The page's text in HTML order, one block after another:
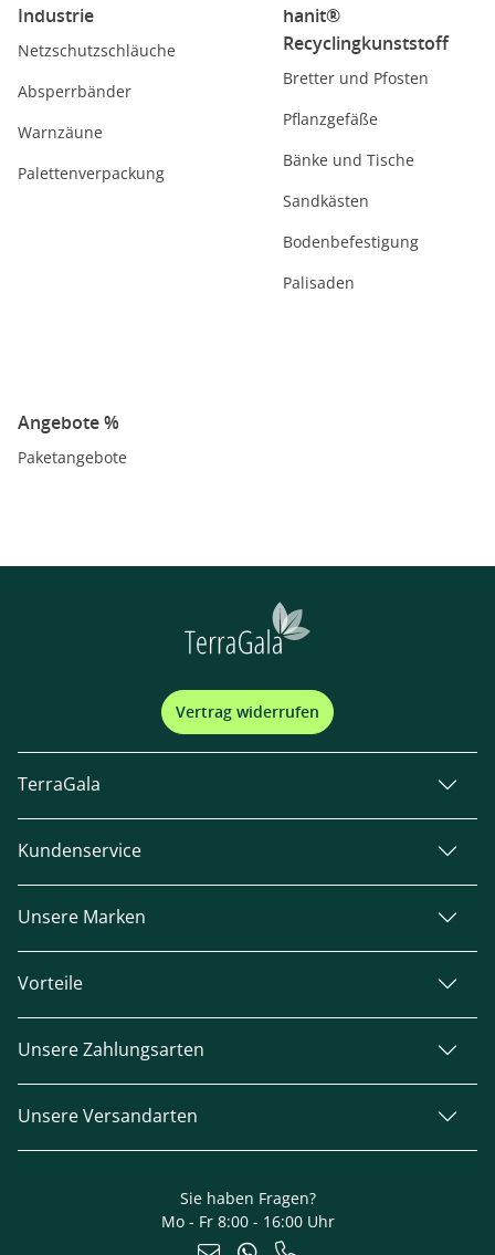
Industrie
Netzschutzschläuche
Absperrbänder
Warnzäune
Palettenverpackung
hanit®
Recyclingkunststoff
Bretter und Pfosten
Pflanzgefäße
Bänke und Tische
Sandkästen
Bodenbefestigung
Palisaden
Angebote %
Paketangebote
Vertrag widerrufen
TerraGala
Kundenservice
Unsere Marken
Vorteile
Unsere Zahlungsarten
Unsere Versandarten
Sie haben Fragen?
Mo - Fr 8:00 - 16:00 Uhr